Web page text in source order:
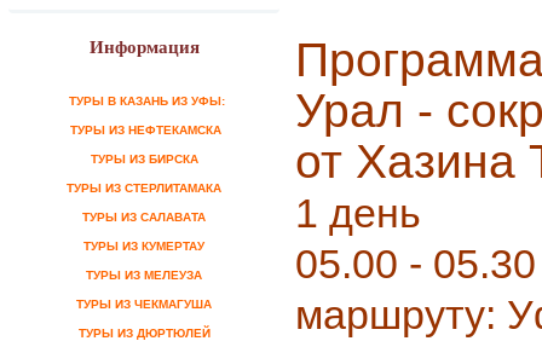
Информация
ТУРЫ В КАЗАНЬ ИЗ УФЫ:
ТУРЫ ИЗ НЕФТЕКАМСКА
ТУРЫ ИЗ БИРСКА
ТУРЫ ИЗ СТЕРЛИТАМАКА
ТУРЫ ИЗ САЛАВАТА
ТУРЫ ИЗ КУМЕРТАУ
ТУРЫ ИЗ МЕЛЕУЗА
ТУРЫ ИЗ ЧЕКМАГУША
ТУРЫ ИЗ ДЮРТЮЛЕЙ
Урал -
от Хазина
1 день
05.00 -
маршруту: